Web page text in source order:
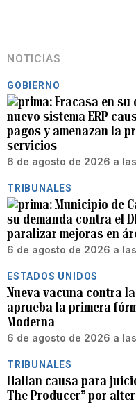
NOTICIAS
GOBIERNO
Fracasa en su
nuevo sistema ERP
pagos y amenazan la
servicios
6 de agosto de 2026 a las
TRIBUNALES
Municipio de
su demanda contra el
paralizar mejoras en
6 de agosto de 2026 a las
ESTADOS UNIDOS
Nueva vacuna contra
aprueba la primera
Moderna
6 de agosto de 2026 a
TRIBUNALES
Hallan causa para
The Producer” por